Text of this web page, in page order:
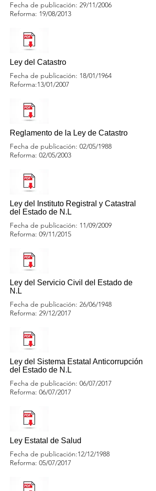
Fecha de publicación: 29/11/2006
Reforma: 19/08/2013
Ley del Catastro
Fecha de publicación: 18/01/1964
Reforma:13/01/2007
Reglamento de la Ley de Catastro
Fecha de publicación: 02/05/1988
Reforma: 02/05/2003
Ley del Instituto Registral y Catastral
del Estado de N.L
Fecha de publicación: 11/09/2009
Reforma: 09/11/2015
Ley del Servicio Civil del Estado de
N.L
Fecha de publicación: 26/06/1948
Reforma: 29/12/2017
Ley del Sistema Estatal Anticorrupción
del Estado de N.L
Fecha de publicación: 06/07/2017
Reforma: 06/07/2017
Ley Estatal de Salud
Fecha de publicación:12/12/1988
Reforma: 05/07/2017